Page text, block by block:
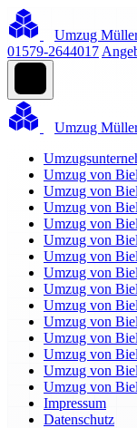
Umzug
01579-2644017
Umzug
Umzug von
Umzug von
Umzug von
Umzug von
Umzug von
Umzug von
Umzug von
Umzug von
Umzug von
Umzug von
Umzug von
Umzug von
Umzug von
Umzug von
Impressum
Datenschutz